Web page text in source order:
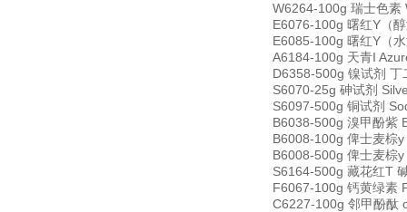
W6264-100g 瑞士色
E6076-100g 曙红Y（
E6085-100g 曙红Y（
A6184-100g 天青I
D6358-500g 镍试剂
S6070-25g 砷试剂
S6097-500g 铜试剂
B6038-500g 溴甲酚紫
B6008-100g 俾士麦棕
B6008-500g 俾士麦棕
S6164-500g 藏花红T
F6067-100g 钙黄绿素
C6227-100g 邻甲酚酞